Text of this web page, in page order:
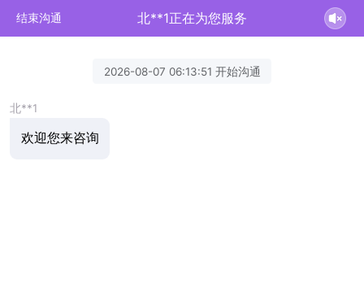
结束沟通 北**1正在为您服务
2026-08-07 06:13:51 开始沟通
北**1
欢迎您来咨询